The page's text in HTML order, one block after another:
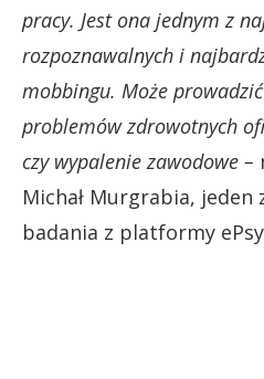
pracy. Jest ona jednym z
rozpoznawalnych i
mobbingu. Może
problemów zdrowotnych
czy wypalenie zawodowe –
Michał Murgrabia, jeden
badania z platformy